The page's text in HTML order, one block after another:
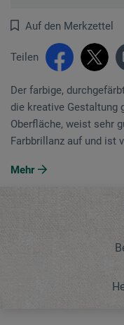
Auf den Merkzettel
Teilen
Der farbige,
die kreative Gestaltung
Oberfläche, weist sehr
Farbbrillanz auf und ist
Mehr